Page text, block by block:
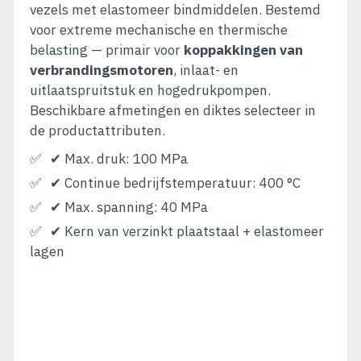
vezels met elastomeer bindmiddelen. Bestemd
voor extreme mechanische en thermische
belasting — primair voor koppakkingen van
verbrandingsmotoren, inlaat- en
uitlaatspruitstuk en hogedrukpompen.
Beschikbare afmetingen en diktes selecteer in
de productattributen.
✔ Max. druk: 100 MPa
✔ Continue bedrijfstemperatuur: 400 °C
✔ Max. spanning: 40 MPa
✔ Kern van verzinkt plaatstaal + elastomeer
lagen